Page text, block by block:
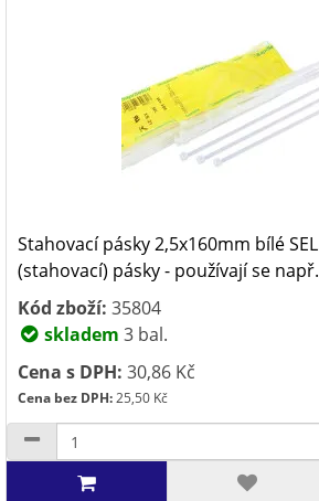
Stahovací pásky 2,5x160mm bílé
(stahovací) pásky - používají se
Kód zboží: 35804
skladem 3 bal.
Cena s DPH: 30,86 Kč
Cena bez DPH:25,50 Kč